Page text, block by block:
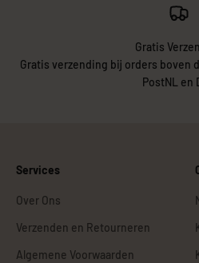
Gratis
Gratis verzending bij orders boven
PostNL en
Services
Over Ons
Verzenden en Retourneren
Algemene Voorwaarden